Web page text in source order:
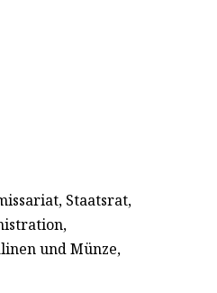
Staatsrat,
und Münze,